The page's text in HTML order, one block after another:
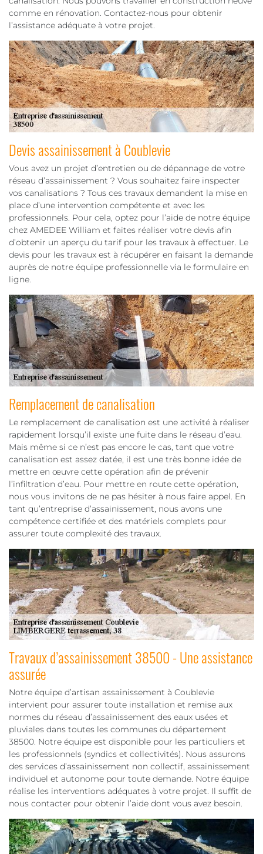
comme en rénovation. Contactez-nous pour obtenir
l’assistance adéquate à votre projet.
Devis assainissement à Coublevie
Vous avez un projet d’entretien ou de dépannage de votre
réseau d’assainissement ? Vous souhaitez faire inspecter
vos canalisations ? Tous ces travaux demandent la mise en
place d’une intervention compétente et avec les
professionnels. Pour cela, optez pour l’aide de notre équipe
chez AMEDEE William et faites réaliser votre devis afin
d’obtenir un aperçu du tarif pour les travaux à effectuer. Le
devis pour les travaux est à récupérer en faisant la demande
auprès de notre équipe professionnelle via le formulaire en
ligne.
Remplacement de canalisation
Le remplacement de canalisation est une activité à réaliser
rapidement lorsqu’il existe une fuite dans le réseau d’eau.
Mais même si ce n’est pas encore le cas, tant que votre
canalisation est assez datée, il est une très bonne idée de
mettre en œuvre cette opération afin de prévenir
l’infiltration d’eau. Pour mettre en route cette opération,
nous vous invitons de ne pas hésiter à nous faire appel. En
tant qu’entreprise d’assainissement, nous avons une
compétence certifiée et des matériels complets pour
assurer toute complexité des travaux.
Travaux d’assainissement 38500 - Une assistance
assurée
Notre équipe d’artisan assainissement à Coublevie
intervient pour assurer toute installation et remise aux
normes du réseau d’assainissement des eaux usées et
pluviales dans toutes les communes du département
38500. Notre équipe est disponible pour les particuliers et
les professionnels (syndics et collectivités). Nous assurons
des services d’assainissement non collectif, assainissement
individuel et autonome pour toute demande. Notre équipe
réalise les interventions adéquates à votre projet. Il suffit de
nous contacter pour obtenir l’aide dont vous avez besoin.